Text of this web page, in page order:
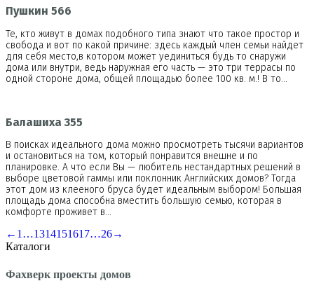
Пушкин 566
Те, кто живут в домах подобного типа знают что такое простор и
свобода и вот по какой причине: здесь каждый член семьи найдет
для себя место,в котором может уединиться будь то снаружи
дома или внутри, ведь наружная его часть — это три террасы по
одной стороне дома, общей площадью более 100 кв. м.! В то…
Балашиха 355
В поисках идеального дома можно просмотреть тысячи вариантов
и остановиться на том, который понравится внешне и по
планировке. А что если Вы — любитель нестандартных решений в
выборе цветовой гаммы или поклонник Английских домов? Тогда
этот дом из клееного бруса будет идеальным выбором! Большая
площадь дома способна вместить большую семью, которая в
комфорте проживет в…
← 1 …1314151617…26→
Каталоги
Фахверк проекты домов